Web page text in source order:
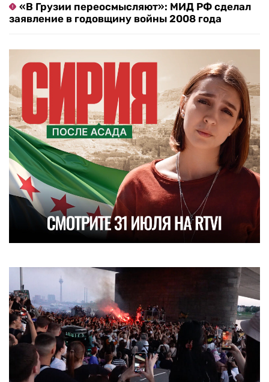
«В Грузии переосмысляют»: МИД РФ сделал
заявление в годовщину войны 2008 года